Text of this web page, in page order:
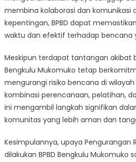
membina kolaborasi dan komunikasi
kepentingan, BPBD dapat
waktu dan efektif terhadap bencana
Meskipun terdapat tantangan akibat
Bengkulu Mukomuko tetap
mengurangi risiko bencana di
kombinasi perencanaan, pelatihan,
ini mengambil langkah signifikan
komunitas yang lebih aman dan
Kesimpulannya, upaya Pengurangan
dilakukan BPBD Bengkulu Mukomuko